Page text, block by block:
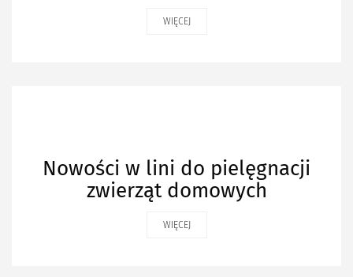
WIĘCEJ
Nowości w lini do pielęgnacji
zwierząt domowych
WIĘCEJ